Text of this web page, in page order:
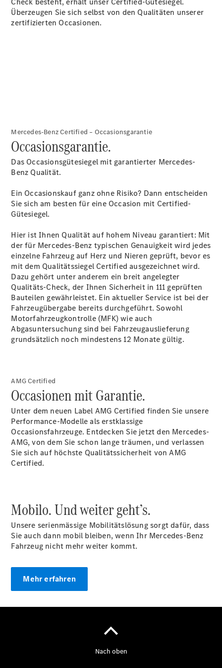
Wartung,
Reparatur
&
Übersicht
Reparatur
Garantie
Rückrufe
Ersatzteile
Digitale
Broschüre
Fahrzeugzubehör
Collection
Betriebsanleitungen
Unternehmen
Standort &
Öffnungszeiten
Kontaktformular
Überzeugen Sie sich selbst von den Qualitäten unserer
zertifizierten Occasionen.
Mercedes-Benz Certified – Occasionsgarantie
Occasionsgarantie.
Das Occasionsgütesiegel mit garantierter Mercedes-
Benz Qualität.
Ein Occasionskauf ganz ohne Risiko? Dann entscheiden
Sie sich am besten für eine Occasion mit Certified-
Gütesiegel.
Hier ist Ihnen Qualität auf hohem Niveau garantiert: Mit
der für Mercedes-Benz typischen Genauigkeit wird jedes
einzelne Fahrzeug auf Herz und Nieren geprüft, bevor es
mit dem Qualitätssiegel Certified ausgezeichnet wird.
Dazu gehört unter anderem ein breit angelegter
Qualitäts-Check, der Ihnen Sicherheit in 111 geprüften
Bauteilen gewährleistet. Ein aktueller Service ist bei der
Fahrzeugübergabe bereits durchgeführt. Sowohl
Motorfahrzeugkontrolle (MFK) wie auch
Abgasuntersuchung sind bei Fahrzeugauslieferung
grundsätzlich noch mindestens 12 Monate gültig.
AMG Certified
Occasionen mit Garantie.
Unter dem neuen Label AMG Certified finden Sie unsere
Performance-Modelle als erstklassige
Occasionsfahrzeuge. Entdecken Sie jetzt den Mercedes-
AMG, von dem Sie schon lange träumen, und verlassen
Sie sich auf höchste Qualitätssicherheit von AMG
Certified.
Mobilo. Und weiter geht’s.
Unsere serienmässige Mobilitätslösung sorgt dafür, dass
Sie auch dann mobil bleiben, wenn Ihr Mercedes-Benz
Fahrzeug nicht mehr weiter kommt.
Mehr erfahren